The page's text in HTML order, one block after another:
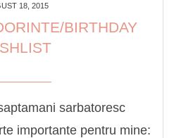
18, 2015
BIRTHDAY
sarbatoresc
importante pentru mine: